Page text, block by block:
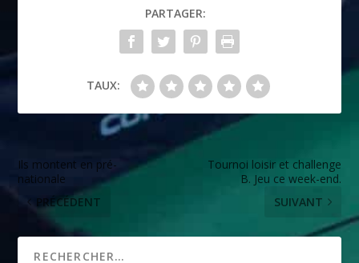
PARTAGER:
TAUX:
Ils montent en pré-
nationale
PRÉCÉDENT
Tournoi loisir et challenge
B. Jeu ce week-end.
SUIVANT